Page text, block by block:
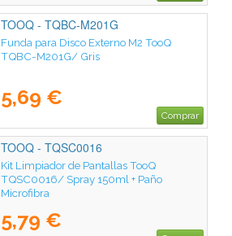
TOOQ - TQBC-M201G
Funda para Disco Externo M2 TooQ
TQBC-M201G/ Gris
5,69 €
Comprar
TOOQ - TQSC0016
Kit Limpiador de Pantallas TooQ
TQSC0016/ Spray 150ml + Paño
Microfibra
5,79 €